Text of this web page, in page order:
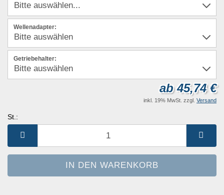
Wellenadapter:
Getriebehalter:
ab 45,74 €
inkl. 19% MwSt. zzgl. Versand
St.: